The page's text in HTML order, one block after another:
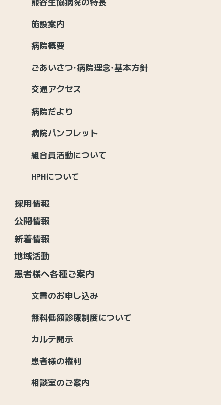
熊谷生協病院の特長
施設案内
病院概要
ごあいさつ・病院理念・基本方針
交通アクセス
病院だより
病院パンフレット
組合員活動について
HPHについて
採用情報
公開情報
新着情報
地域活動
患者様へ各種ご案内
文書のお申し込み
無料低額診療制度について
カルテ開示
患者様の権利
相談室のご案内